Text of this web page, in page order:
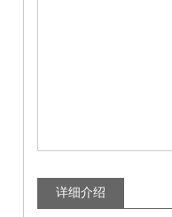
详细介绍